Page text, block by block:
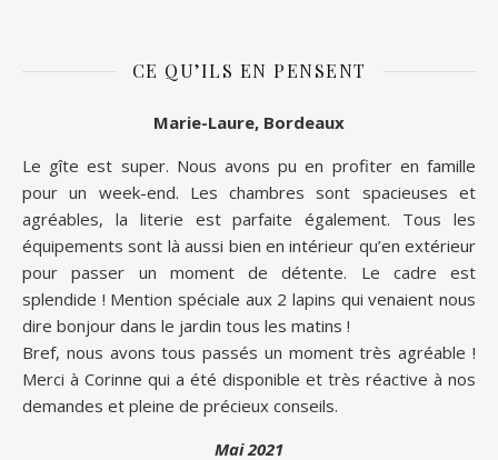
CE QU’ILS EN PENSENT
Marie-Laure, Bordeaux
Le gîte est super. Nous avons pu en profiter en famille
pour un week-end. Les chambres sont spacieuses et
agréables, la literie est parfaite également. Tous les
équipements sont là aussi bien en intérieur qu’en extérieur
pour passer un moment de détente. Le cadre est
splendide ! Mention spéciale aux 2 lapins qui venaient nous
dire bonjour dans le jardin tous les matins !
Bref, nous avons tous passés un moment très agréable !
Merci à Corinne qui a été disponible et très réactive à nos
demandes et pleine de précieux conseils.
Mai 2021